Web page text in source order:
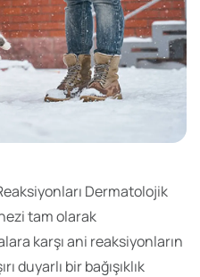
Dermatolojik
tam olarak
karşı ani reaksiyonların
duyarlı bir bağışıklık